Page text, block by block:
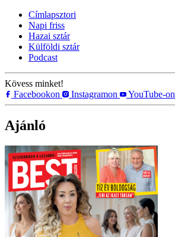
Címlapsztori
Napi friss
Hazai sztár
Külföldi sztár
Podcast
Kövess minket!
Facebookon
Instagramon YouTube-on
Ajánló